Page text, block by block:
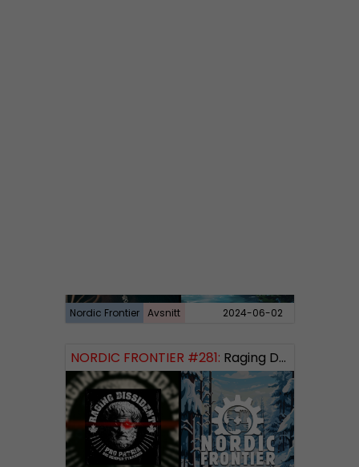
Nordic Frontier Avsnitt 2024-06-02
NORDIC FRONTIER #281: Raging Dissident